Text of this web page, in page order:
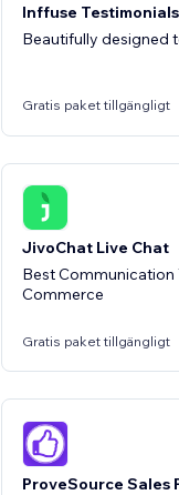
Inffuse Testimonials
Beautifully designed
Gratis paket tillgängligt
JivoChat Live Chat
Best Communication
Commerce
Gratis paket tillgängligt
ProveSource Sales